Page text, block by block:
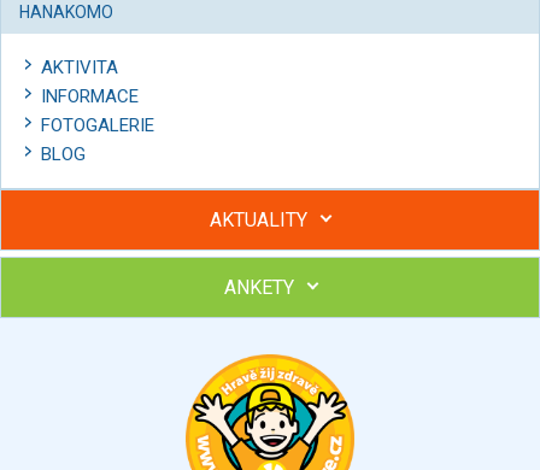
HANAKOMO
AKTIVITA
INFORMACE
FOTOGALERIE
BLOG
AKTUALITY
Hubněte s podporou lektorky a skupiny v kurzech STOBu
Chcete poradit s hubnutím? Najděte si odborníka STOBu ve
ANKETY